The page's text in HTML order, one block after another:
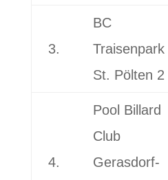
3.
BC
Traisenpark
St. Pölten 2
4.
Pool Billard
Club
Gerasdorf-